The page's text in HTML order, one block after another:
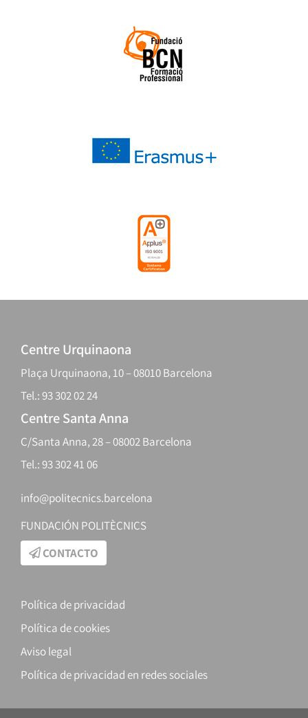
Centre Urquinaona
Plaça Urquinaona, 10 – 08010 Barcelona
Tel.: 93 302 02 24
Centre Santa Anna
C/Santa Anna, 28 – 08002 Barcelona
Tel.: 93 302 41 06
info@politecnics.barcelona
FUNDACIÓN POLITÈCNICS
CONTACTO
Política de privacidad
Política de cookies
Aviso legal
Política de privacidad en redes sociales